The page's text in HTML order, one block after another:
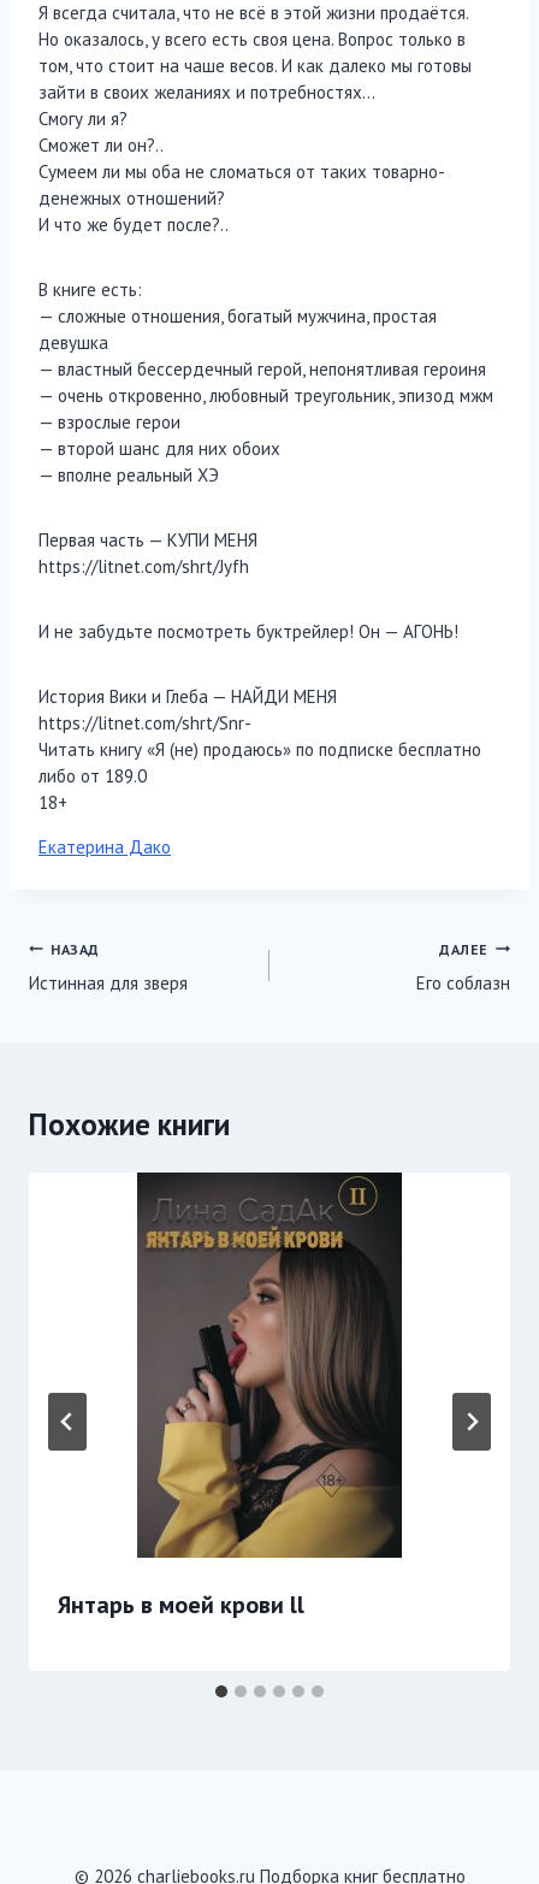
Я всегда считала, что не всё в этой жизни продаётся.
Но оказалось, у всего есть своя цена. Вопрос только в
том, что стоит на чаше весов. И как далеко мы готовы
зайти в своих желаниях и потребностях…
Смогу ли я?
Сможет ли он?..
Сумеем ли мы оба не сломаться от таких товарно-
денежных отношений?
И что же будет после?..
В книге есть:
— сложные отношения, богатый мужчина, простая
девушка
— властный бессердечный герой, непонятливая героиня
— очень откровенно, любовный треугольник, эпизод мжм
— взрослые герои
— второй шанс для них обоих
— вполне реальный ХЭ
Первая часть — КУПИ МЕНЯ
https://litnet.com/shrt/Jyfh
И не забудьте посмотреть буктрейлер! Он — АГОНЬ!
История Вики и Глеба — НАЙДИ МЕНЯ
https://litnet.com/shrt/Snr-
Читать книгу «Я (не) продаюсь» по подписке бесплатно
либо от 189.0
18+
Метки
Екатерина Дако
Навигация
по
НАЗАД
Истинная для зверя
ДАЛЕЕ
Его соблазн
Похожие книги
Янтарь в моей крови ll
© 2026 charliebooks.ru Подборка книг бесплатно